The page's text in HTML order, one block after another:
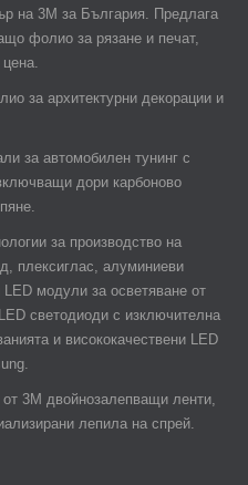
на 3М за България. Предлага
фолио за рязане и печат,
за архитектурни декорации и
за автомобилен тунинг с
дори карбоново
за производство на
плексиглас, алуминиеви
модули за осветяване от
светодиоди с изключителна
и висококачествени LED
3М двойнозалепващи ленти,
лепила на спрей.